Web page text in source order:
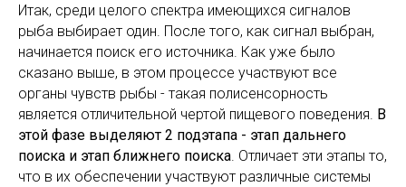
Итак, среди целого спектра имеющихся сигналов
рыба выбирает один. После того, как сигнал выбран,
начинается поиск его источника. Как уже было
сказано выше, в этом процессе участвуют все
органы чувств рыбы - такая полисенсорность
является отличительной чертой пищевого поведения. В
этой фазе выделяют 2 подэтапа - этап дальнего
поиска и этап ближнего поиска . Отличает эти этапы то,
что в их обеспечении участвуют различные системы